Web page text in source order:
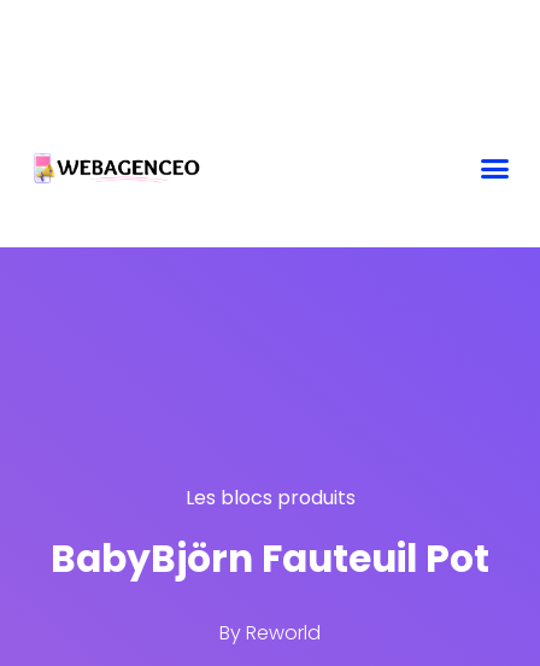
Les blocs produits
BabyBjörn Fauteuil Pot
ByReworld